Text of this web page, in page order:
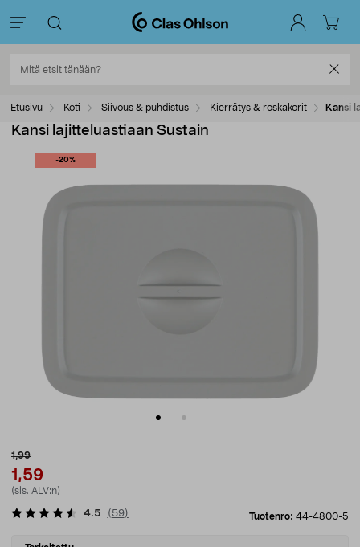
Etusivu Koti Siivous & puhdistus Kierrätys & roskakorit Kansi
Kansi lajitteluastiaan Sustain
-20%
1,99
1,59
(sis. ALV:n)
Tuotenro: 44-4800-5
4.5 ( 59)
Select